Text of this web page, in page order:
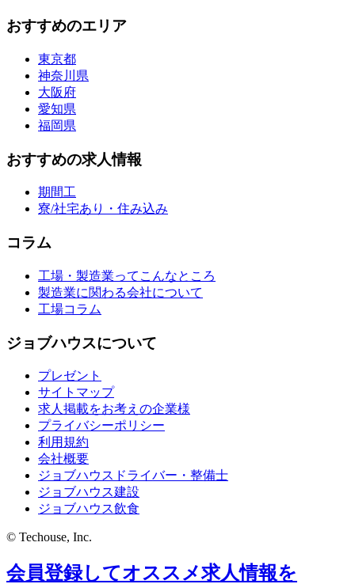
おすすめのエリア
東京都
神奈川県
大阪府
愛知県
福岡県
おすすめの求人情報
期間工
寮/社宅あり・住み込み
コラム
工場・製造業ってこんなところ
製造業に関わる会社について
工場コラム
ジョブハウスについて
プレゼント
サイトマップ
求人掲載をお考えの企業様
プライバシーポリシー
利用規約
会社概要
ジョブハウスドライバー・整備士
ジョブハウス建設
ジョブハウス飲食
© Techouse, Inc.
会員登録してオススメ求人情報を